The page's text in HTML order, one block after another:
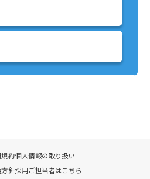
約個人情報の取り扱い
針採用ご担当者はこちら